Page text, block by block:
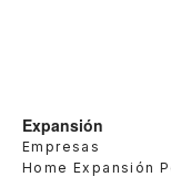
Expansión
Empresas
Home Expansión